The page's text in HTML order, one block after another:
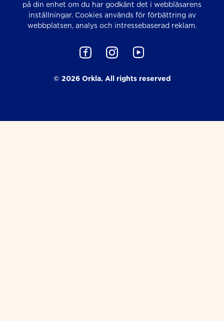
på din enhet om du har godkänt det i webbläsarens
inställningar. Cookies används för förbättring av
webbplatsen, analys och intressebaserad reklam.
© 2026 Orkla. All rights reserved